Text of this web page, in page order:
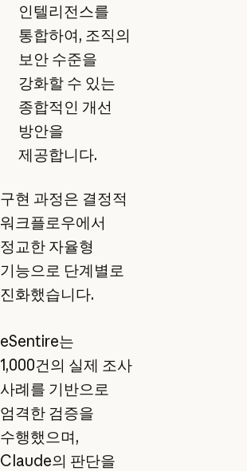
인텔리전스를
통합하여, 조직의
보안 수준을
강화할 수 있는
종합적인 개선
방안을
제공합니다.
구현 과정은 결정적
워크플로우에서
정교한 자율형
기능으로 단계별로
진화했습니다.
eSentire는
1,000건의 실제 조사
사례를 기반으로
엄격한 검증을
수행했으며,
Claude의 판단을